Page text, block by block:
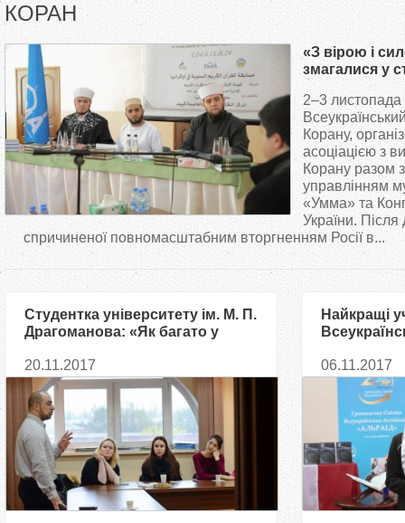
В
и
є
т
у
КОРАН
«З вірою і
змагалися у
2–3 листопада
Корану,
асоціацією з
Корану разом
управлінням
«Умма» та
України. Після
спричиненої повномасштабним вторгненням Росії в...
Студентка університету ім. М. П.
Драгоманова: «Як багато у
підтверджених стереотипів про
Іслам і мусульман!»
20.11.2017
Найкращі
06.11.2017